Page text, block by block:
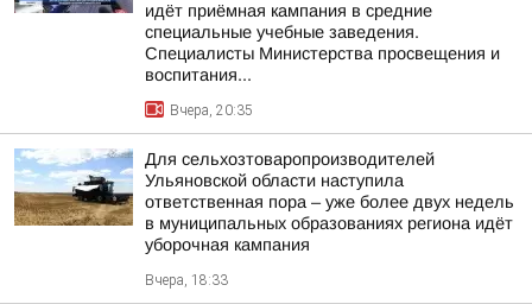
идёт приёмная кампания в средние
специальные учебные заведения.
Специалисты Министерства просвещения и
воспитания...
Вчера, 20:35
Для сельхозтоваропроизводителей
Ульяновской области наступила
ответственная пора – уже более двух недель
в муниципальных образованиях региона идёт
уборочная кампания
Вчера, 18:33